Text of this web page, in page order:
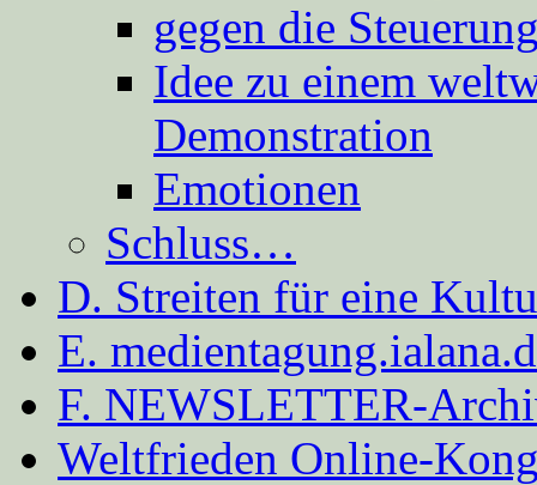
gegen die
Idee zu einem
Demonstration
Emotionen
Schluss…
D. Streiten für eine
E.
F. NEWSLETTER-
Weltfrieden Online-